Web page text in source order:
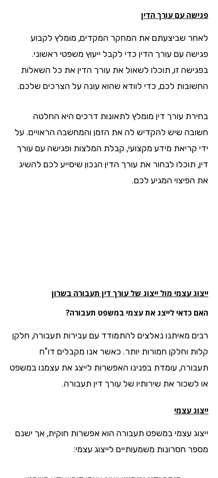
עם עורך הדין
שביצעתם את המחקר המקדים, מומלץ לקבוע
עם עורך הדין כדי לקבל ייעוץ משפטי ראשוני.
זו, תוכלו לשאול את עורך הדין את כל השאלות
לכם, כדי לוודא שהוא עונה על הצרכים שלכם.
עורך דין מומלץ לתאונות דרכים היא החלטה
שיש להקדיש לה את הזמן והמחשבה הראויים. על
קריאת מידע מקצועי, קבלת המלצות ופגישה עם עורך
תוכלו לבחור את עורך הדין הנכון שיסייע לכם להשיג
הפיצוי המגיע לכם.
עצמי מול ייצוג של עורך דין תעבורה בשרון
כדאי לייצג את עצמי במשפט תעבורה?
מאיתנו נאלצים להתמודד עם עבירות תעבורה, חלקן
וחלקן חמורות יותר. כאשר אנו מקבלים דו"ח
עומדת בפנינו האפשרות לייצג את עצמנו במשפט
לשכור את שירותיו של עורך דין תעבורה.
עצמי
עצמי במשפט תעבורה הוא אפשרות חוקית, אך ישנם
חסרונות משמעותיים לייצוג עצמי: